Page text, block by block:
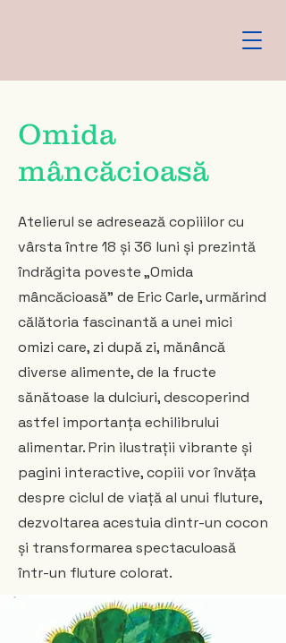
Omida
mâncăcioasă
Atelierul se adresează copiiilor cu
vârsta între 18 și 36 luni și prezintă
îndrăgita poveste „Omida
mâncăcioasă” de Eric Carle, urmărind
călătoria fascinantă a unei mici
omizi care, zi după zi, mănâncă
diverse alimente, de la fructe
sănătoase la dulciuri, descoperind
astfel importanța echilibrului
alimentar. Prin ilustrații vibrante și
pagini interactive, copiii vor învăța
despre ciclul de viață al unui fluture,
dezvoltarea acestuia dintr-un cocon
și transformarea spectaculoasă
într-un fluture colorat.